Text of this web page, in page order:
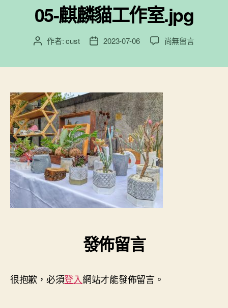
05-麒麟貓工作室.jpg
文 作者:cust
文
期
2023-07-06
在
尚無留言
發佈留言
很抱歉，必須登入網站才能發佈留言。